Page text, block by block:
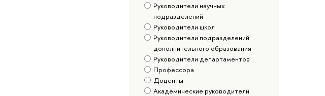
Руководители научных
подразделений
Руководители школ
Руководители подразделений
дополнительного образования
Руководители департаментов
Профессора
Доценты
Академические руководители